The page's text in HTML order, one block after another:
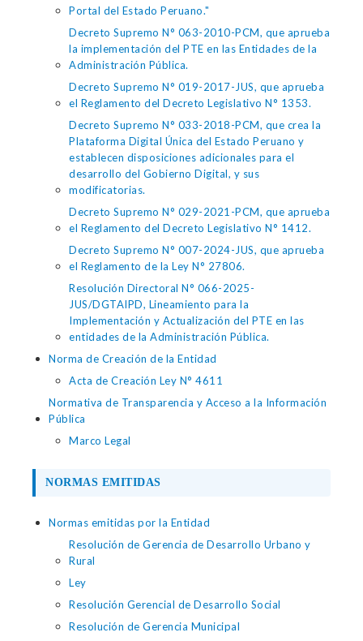
Portal del Estado Peruano."
Decreto Supremo N° 063-2010-PCM, que aprueba
la implementación del PTE en las Entidades de la
Administración Pública.
Decreto Supremo N° 019-2017-JUS, que aprueba
el Reglamento del Decreto Legislativo N° 1353.
Decreto Supremo N° 033-2018-PCM, que crea la
Plataforma Digital Única del Estado Peruano y
establecen disposiciones adicionales para el
desarrollo del Gobierno Digital, y sus
modificatorias.
Decreto Supremo N° 029-2021-PCM, que aprueba
el Reglamento del Decreto Legislativo N° 1412.
Decreto Supremo N° 007-2024-JUS, que aprueba
el Reglamento de la Ley N° 27806.
Resolución Directoral N° 066-2025-
JUS/DGTAIPD, Lineamiento para la
Implementación y Actualización del PTE en las
entidades de la Administración Pública.
Norma de Creación de la Entidad
Acta de Creación Ley N° 4611
Normativa de Transparencia y Acceso a la Información
Pública
Marco Legal
NORMAS EMITIDAS
Normas emitidas por la Entidad
Resolución de Gerencia de Desarrollo Urbano y
Rural
Ley
Resolución Gerencial de Desarrollo Social
Resolución de Gerencia Municipal